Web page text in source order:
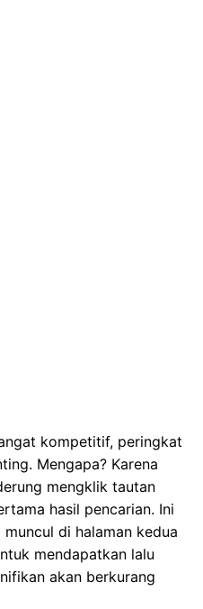
kompetitif, peringkat
Mengapa? Karena
mengklik tautan
hasil pencarian. Ini
di halaman kedua
mendapatkan lalu
akan berkurang